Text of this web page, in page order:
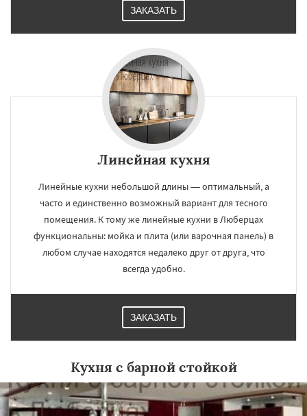
ЗАКАЗАТЬ
Линейная кухня
Линейные кухни небольшой длины — оптимальный, а
часто и единственно возможный вариант для тесного
помещения. К тому же линейные кухни в Люберцах
функциональны: мойка и плита (или варочная панель) в
любом случае находятся недалеко друг от друга, что
всегда удобно.
ЗАКАЗАТЬ
Кухня с барной стойкой